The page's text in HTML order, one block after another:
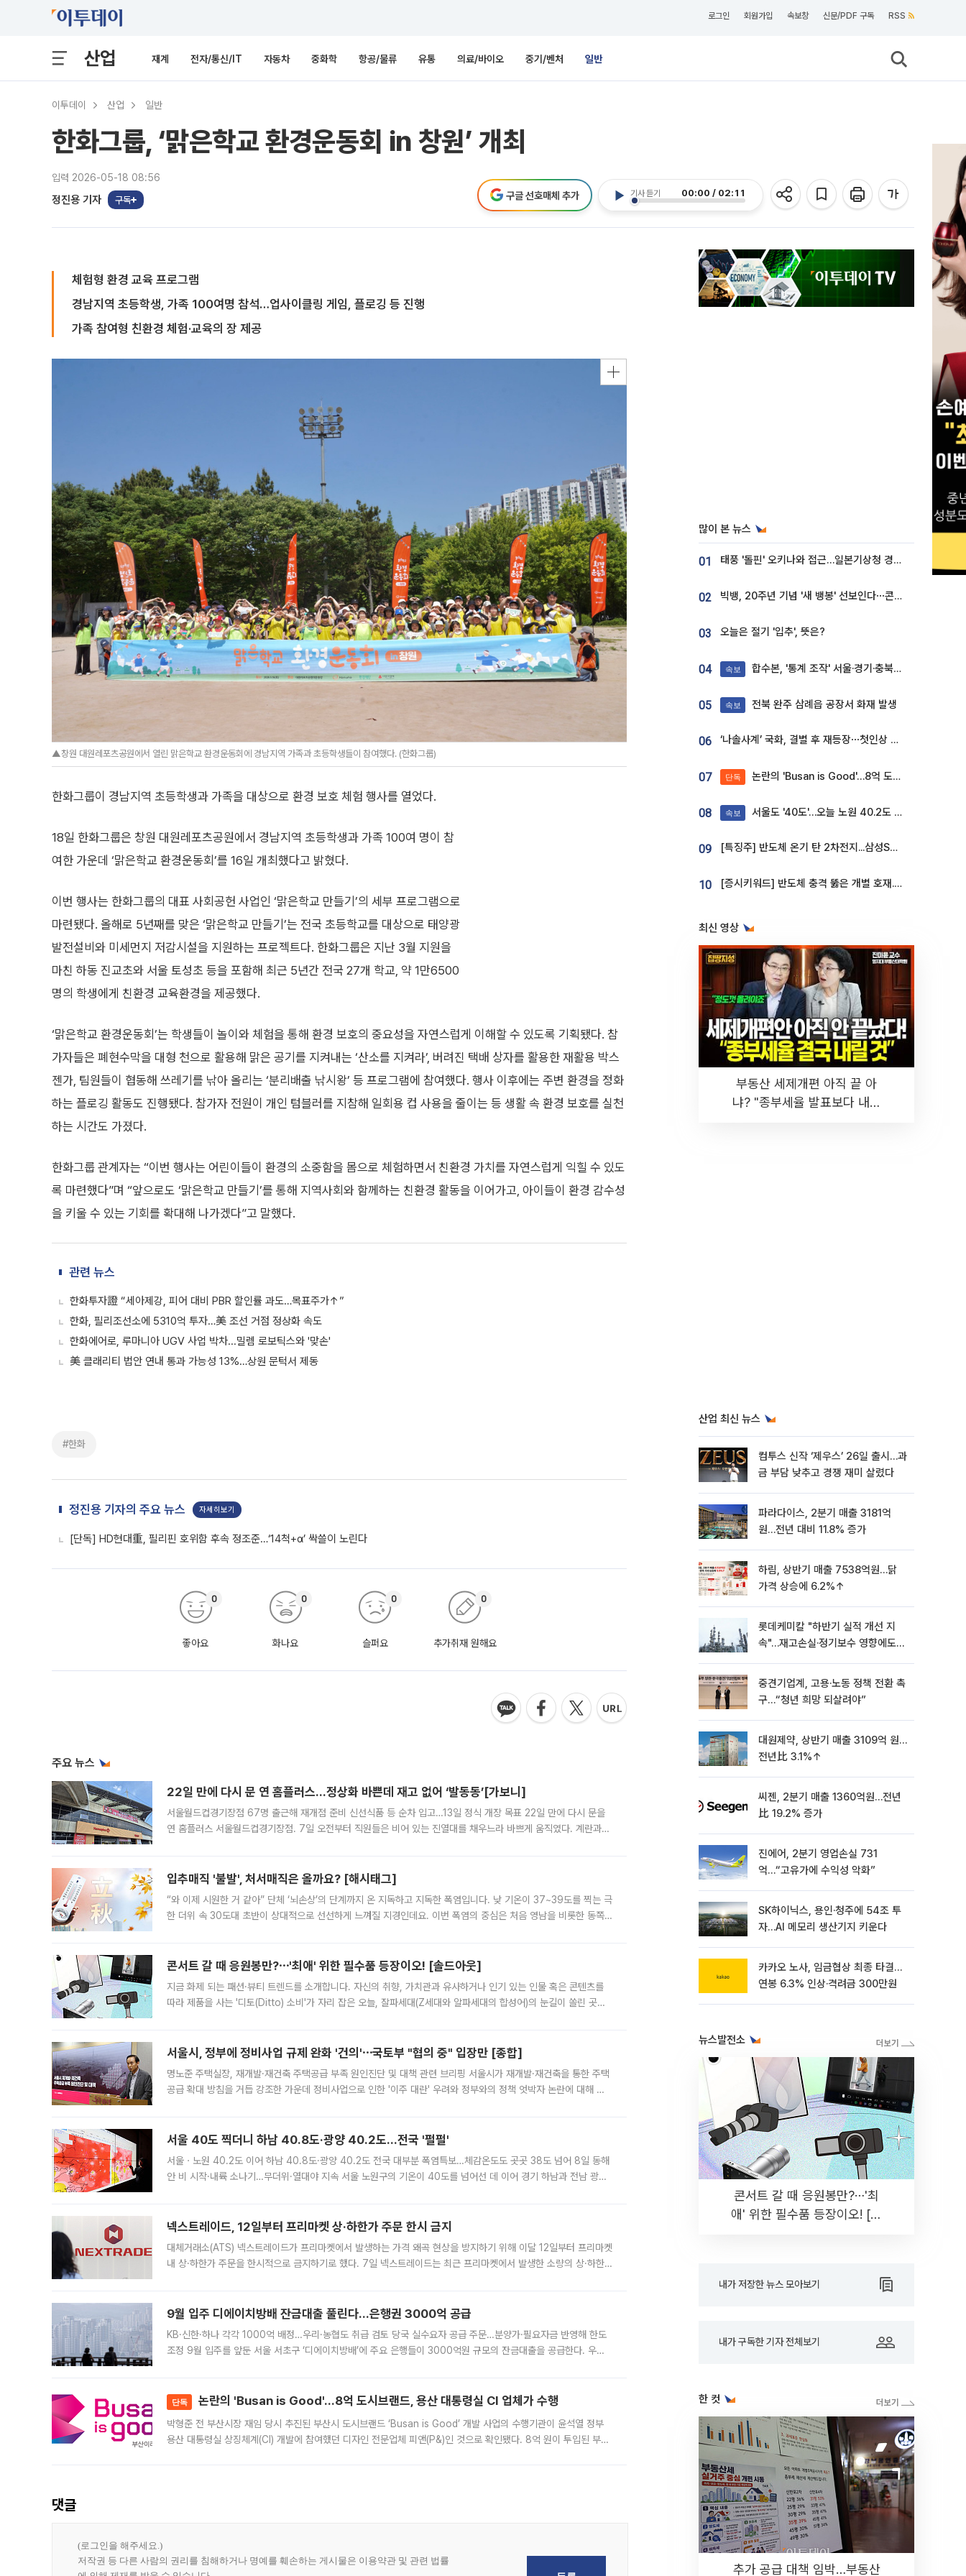
로그인 회원가입 속보창 신문/PDF 구독 RSS
산업 재계 전자/통신/IT 자동차 중화학 항공/물류 유통 의료/바이오 중기/벤처 일반
이투데이 산업 일반
한화그룹, ‘맑은학교 환경운동회 in 창원’ 개최
입력 2026-05-18 08:56
정진용 기자 구독
기사 듣기 00:00 / 02:11
구글 선호매체 추가
체험형 환경 교육 프로그램
경남지역 초등학생, 가족 100여명 참석…업사이클링 게임, 플로깅 등 진행
가족 참여형 친환경 체험·교육의 장 제공
▲창원 대원레포츠공원에서 열린 맑은학교 환경운동회에 경남지역 가족과 초등학생들이 참여했다. (한화그룹)
한화그룹이 경남지역 초등학생과 가족을 대상으로 환경 보호 체험 행사를 열었다.
18일 한화그룹은 창원 대원레포츠공원에서 경남지역 초등학생과 가족 100여 명이 참
여한 가운데 ‘맑은학교 환경운동회’를 16일 개최했다고 밝혔다.
이번 행사는 한화그룹의 대표 사회공헌 사업인 ‘맑은학교 만들기’의 세부 프로그램으로
마련됐다. 올해로 5년째를 맞은 ‘맑은학교 만들기’는 전국 초등학교를 대상으로 태양광
발전설비와 미세먼지 저감시설을 지원하는 프로젝트다. 한화그룹은 지난 3월 지원을
마친 하동 진교초와 서울 토성초 등을 포함해 최근 5년간 전국 27개 학교, 약 1만6500
명의 학생에게 친환경 교육환경을 제공했다.
‘맑은학교 환경운동회’는 학생들이 놀이와 체험을 통해 환경 보호의 중요성을 자연스럽게 이해할 수 있도록 기획됐다. 참
가자들은 폐현수막을 대형 천으로 활용해 맑은 공기를 지켜내는 ‘산소를 지켜라’, 버려진 택배 상자를 활용한 재활용 박스
젠가, 팀원들이 협동해 쓰레기를 낚아 올리는 ‘분리배출 낚시왕’ 등 프로그램에 참여했다. 행사 이후에는 주변 환경을 정화
하는 플로깅 활동도 진행됐다. 참가자 전원이 개인 텀블러를 지참해 일회용 컵 사용을 줄이는 등 생활 속 환경 보호를 실천
하는 시간도 가졌다.
한화그룹 관계자는 “이번 행사는 어린이들이 환경의 소중함을 몸으로 체험하면서 친환경 가치를 자연스럽게 익힐 수 있도
록 마련했다”며 “앞으로도 ‘맑은학교 만들기’를 통해 지역사회와 함께하는 친환경 활동을 이어가고, 아이들이 환경 감수성
을 키울 수 있는 기회를 확대해 나가겠다”고 말했다.
관련 뉴스
한화투자證 “세아제강, 피어 대비 PBR 할인률 과도…목표주가↑”
한화, 필리조선소에 5310억 투자…美 조선 거점 정상화 속도
한화에어로, 루마니아 UGV 사업 박차...밀렘 로보틱스와 '맞손'
美 클래리티 법안 연내 통과 가능성 13%…상원 문턱서 제동
#한화
정진용 기자의 주요 뉴스 자세히보기
[단독] HD현대重, 필리핀 호위함 후속 정조준…‘14척+α’ 싹쓸이 노린다
좋아요
0
화나요
0
슬퍼요
0
추가취재 원해요
0
주요 뉴스
22일 만에 다시 문 연 홈플러스…정상화 바쁜데 재고 없어 ‘발동동’[가보니]
서울월드컵경기장점 67명 출근해 재개점 준비 신선식품 등 순차 입고…13일 정식 개장 목표 22일 만에 다시 문을
연 홈플러스 서울월드컵경기장점. 7일 오전부터 직원들은 비어 있는 진열대를 채우느라 바쁘게 움직였다. 계란과
입추매직 '불발', 처서매직은 올까요? [해시태그]
“와 이제 시원한 거 같아” 단체 ‘뇌손상’의 단계까지 온 지독하고 지독한 폭염입니다. 낮 기온이 37~39도를 찍는 극
한 더위 속 30도대 초반이 상대적으로 선선하게 느껴질 지경인데요. 이번 폭염의 중심은 처음 영남을 비롯한 동쪽
콘서트 갈 때 응원봉만?⋯'최애' 위한 필수품 등장이오! [솔드아웃]
지금 화제 되는 패션·뷰티 트렌드를 소개합니다. 자신의 취향, 가치관과 유사하거나 인기 있는 인물 혹은 콘텐츠를
따라 제품을 사는 '디토(Ditto) 소비'가 자리 잡은 오늘, 잘파세대(Z세대와 알파세대의 합성어)의 눈길이 쏠린 곳은
서울시, 정부에 정비사업 규제 완화 '건의'⋯국토부 "협의 중" 입장만 [종합]
명노준 주택실장, 재개발·재건축 주택공급 부족 원인진단 및 대책 관련 브리핑 서울시가 재개발·재건축을 통한 주택
공급 확대 방침을 거듭 강조한 가운데 정비사업으로 인한 '이주 대란' 우려와 정부와의 정책 엇박자 논란에 대해 정
서울 40도 찍더니 하남 40.8도·광양 40.2도…전국 '펄펄'
서울ㆍ노원 40.2도 이어 하남 40.8도·광양 40.2도 전국 대부분 폭염특보…체감온도도 곳곳 38도 넘어 8일 동해
안 비 시작·내륙 소나기…무더위·열대야 지속 서울 노원구의 기온이 40도를 넘어선 데 이어 경기 하남과 전남 광양
넥스트레이드, 12일부터 프리마켓 상·하한가 주문 한시 금지
대체거래소(ATS) 넥스트레이드가 프리마켓에서 발생하는 가격 왜곡 현상을 방지하기 위해 이달 12일부터 프리마켓
내 상·하한가 주문을 한시적으로 금지하기로 했다. 7일 넥스트레이드는 최근 프리마켓에서 발생한 소량의 상·하한
9월 입주 디에이치방배 잔금대출 풀린다…은행권 3000억 공급
KB·신한·하나 각각 1000억 배정…우리·농협도 취급 검토 당국 실수요자 공급 주문…분양가·필요자금 반영해 한도
조정 9월 입주를 앞둔 서울 서초구 ‘디에이치방배’에 주요 은행들이 3000억원 규모의 잔금대출을 공급한다. 우리
단독 논란의 'Busan is Good'…8억 도시브랜드, 용산 대통령실 CI 업체가 수행
박형준 전 부산시장 재임 당시 추진된 부산시 도시브랜드 ‘Busan is Good’ 개발 사업의 수행기관이 윤석열 정부
용산 대통령실 상징체계(CI) 개발에 참여했던 디자인 전문업체 피앤(P&)인 것으로 확인됐다. 8억 원이 투입된 부산
댓글
많이 본 뉴스
01 태풍 '돌핀' 오키나와 접근…일본기상청 경로 업데이트
02 빅뱅, 20주년 기념 '새 뱅봉' 선보인다⋯콘서트 앞두고 팝업 개최
03 오늘은 절기 '입추', 뜻은?
04 속보 합수본, '통계 조작' 서울·경기·충북 선관위 등 추가 압수수색
05 속보 전북 완주 삼례읍 공장서 화재 발생
06 ‘나솔사계’ 국화, 결별 후 재등장⋯첫인상 투표 휩쓸고 ‘인기녀’ 등극
07 단독 논란의 'Busan is Good'…8억 도시브랜드, 용산 대통령실 CI 업체가 수행
08 속보 서울도 '40도'…오늘 노원 40.2도 기록
09 [특징주] 반도체 온기 탄 2차전지...삼성SDI, 장 초반 7% 넘게 껑충
10 [증시키워드] 반도체 충격 뚫은 개별 호재...포스코퓨처엠·에코프로·한화솔루션 '눈길'
최신 영상
부동산 세제개편 아직 끝 아
냐? "종부세율 발표보다 내릴
산업 최신 뉴스
컴투스 신작 ‘제우스’ 26일 출시…과
금 부담 낮추고 경쟁 재미 살렸다
파라다이스, 2분기 매출 3181억
원…전년 대비 11.8% 증가
하림, 상반기 매출 7538억원…닭
가격 상승에 6.2%↑
롯데케미칼 "하반기 실적 개선 지
속"…재고손실·정기보수 영향에도
중견기업계, 고용·노동 정책 전환 촉
구…“청년 희망 되살려야”
대원제약, 상반기 매출 3109억 원…
전년比 3.1%↑
씨젠, 2분기 매출 1360억원…전년
比 19.2% 증가
진에어, 2분기 영업손실 731
억…“고유가에 수익성 악화”
SK하이닉스, 용인·청주에 54조 투
자…AI 메모리 생산기지 키운다
카카오 노사, 임금협상 최종 타결…
연봉 6.3% 인상·격려금 300만원
뉴스발전소
콘서트 갈 때 응원봉만?⋯'최
애' 위한 필수품 등장이오! [솔
내가 저장한 뉴스 모아보기
내가 구독한 기자 전체보기
한 컷
추가 공급 대책 임박…부동산